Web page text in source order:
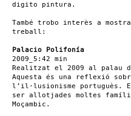
digito pintura.
També trobo interès a
treball:
Palacio Polifonía
2009_5:42 min
Realitzat el 2009 al palau
Aquesta és una reflexió
l’il·lusionisme portuguès.
ser allotjades moltes
Moçambic.